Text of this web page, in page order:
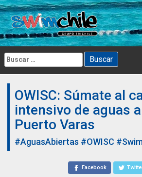
Skip
to
content
Buscar:
OWISC: Súmate al
intensivo de aguas
Puerto Varas
#AguasAbiertas #OWISC
Facebook